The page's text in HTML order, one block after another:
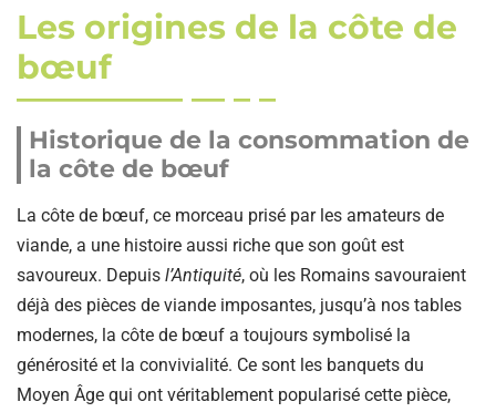
Les origines de la côte de
bœuf
Historique de la consommation de
la côte de bœuf
La côte de bœuf, ce morceau prisé par les amateurs de
viande, a une histoire aussi riche que son goût est
savoureux. Depuis l’Antiquité, où les Romains savouraient
déjà des pièces de viande imposantes, jusqu’à nos tables
modernes, la côte de bœuf a toujours symbolisé la
générosité et la convivialité. Ce sont les banquets du
Moyen Âge qui ont véritablement popularisé cette pièce,